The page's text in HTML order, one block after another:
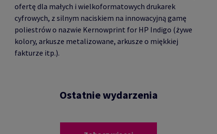
ofertę dla małych i wielkoformatowych drukarek
cyfrowych, z silnym naciskiem na innowacyjną gamę
poliestrów o nazwie Kernowprint for HP Indigo (żywe
kolory, arkusze metalizowane, arkusze o miękkiej
fakturze itp.).
Ostatnie wydarzenia